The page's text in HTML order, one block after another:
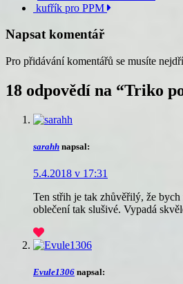
příspěvku
kufřík pro PPM
Napsat komentář
Pro přidávání komentářů se musíte
18 odpovědí na “Triko
sarahh napsal:
5.4.2018 v 17:31
Ten střih je tak zhůvěřilý, že bych
oblečení tak slušivé. Vypadá
Evule1306 napsal: